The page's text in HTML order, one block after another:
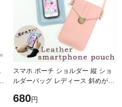
スマホ ポーチ ショルダー 縦 ショ
ルダーバッグ レディース 斜めがけ
子供 かわいい スマホポーチ お
680円